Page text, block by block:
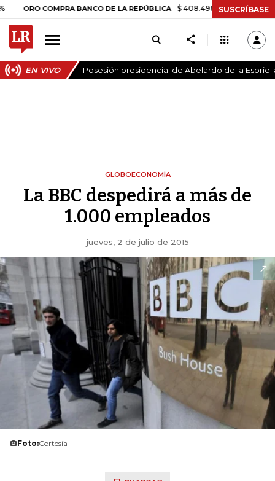
COMPRA BANCO DE LA REPÚBLICA $ 408.498,97 +$ 8.753,81 +2,19%
SUSCRÍBASE
EN VIVO Posesión presidencial de Abelardo de la
GLOBOECONOMÍA
La BBC despedirá a más de
1.000 empleados
jueves, 2 de julio de 2015
Foto:Cortesía